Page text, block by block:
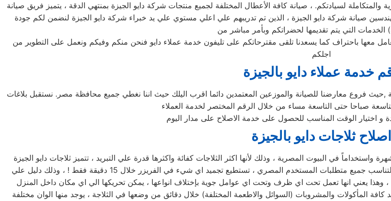
لسيادتكم. ، صيانة كافة الأعطال المختلفة لجميع منتجات شركة دايو الجيزة بمنتهي الدقة ، يتميز فريق صيانة
مهندسين صيانة شركة دايو الجيزة ، الذين تم تدريبهم علي اعلي مستوي علي يد خبراء شركة دايو الجيزة لنضمن لكم جودة
معها باحتراف كما يسعدنا تلقى مقترحاتكم على تليفون خدمة عملاء دايو فنحن منكم وفيكم ونعمل على التطوير من
اجلكم
خدمة عملاء دايو بالجيزة
فروع معارضنا للصيانة والموزعين المعتمدين دائما اقرب اليلك حيث اننا نغطي جميع محافظة مصر. نستقبل بلاغات
و اختيار الوقت المناسب للحصول على خدمة الاصلاح على مدار اليوم
اصلاح ثلاجات دايو بالجيزة
واستخداماً في البيوت المصرية ، وذلك لأنها اكثر الثلاجات كفائة واكثرها قدرة علي التبريد ، تتميز ثلاجات دايو الجيزة
بأحجامها المختلفة فمنها صغيرة الحجم بسعة كبيرة ومنها الكبيرة بسعة اكبر لتناسب جميع متطلبات المستخدم المصري ، تستطيع تجميد اي شيء في الفريزر خلال 15 دقيقة فقط ! ، وذلك دليل علي
، وهذا يعني انها تعمل تحت اي ظرف وتحت اي عوامل جوية بإختلاف انواعها ، يمكن تحريكها الي اي مكان داخل المنزل
كافة المأكولات والمشروبات (السوائل والاطعمة المختلفة) خلال دقائق من وضعها في الثلاجة ، يوجد منها الوان مختلفة